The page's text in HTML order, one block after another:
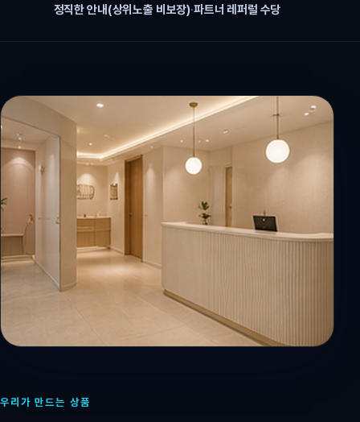
정직한 안내(상위노출 비보장)·파트너 레퍼럴 수당
우리가 만드는 상품